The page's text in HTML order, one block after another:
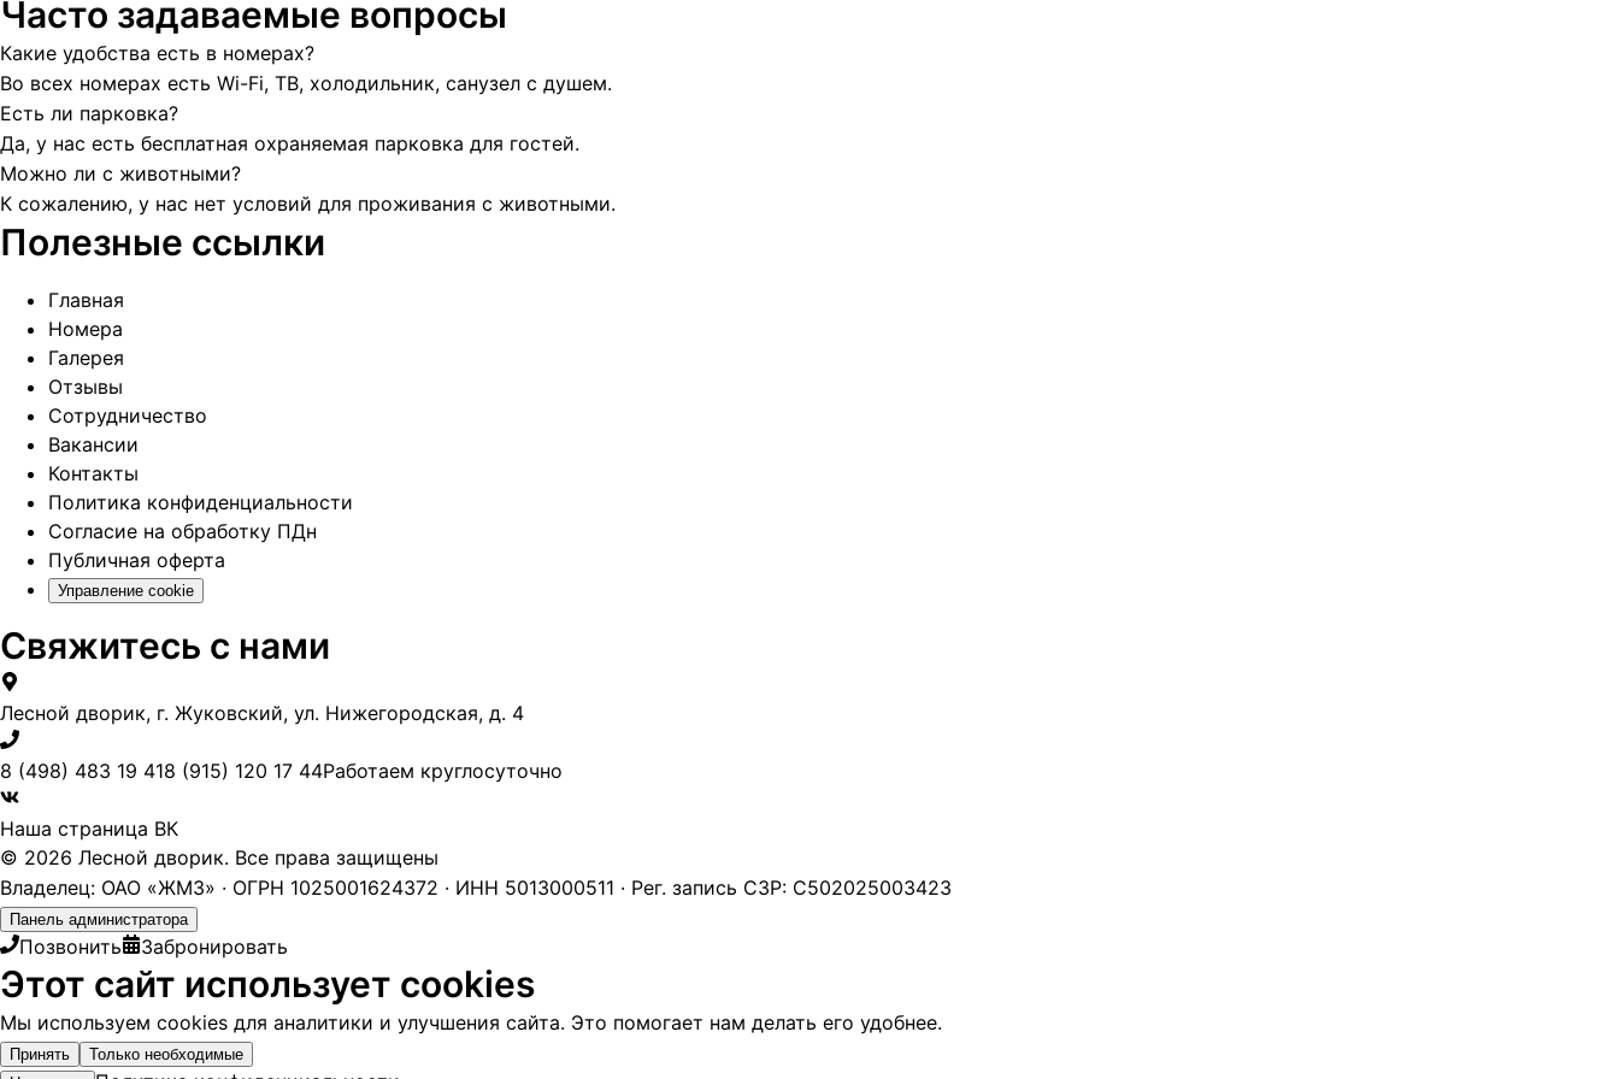
Часто задаваемые вопросы
Какие удобства есть в номерах?
Во всех номерах есть Wi-Fi, ТВ, холодильник, санузел с душем.
Есть ли парковка?
Да, у нас есть бесплатная охраняемая парковка для гостей.
Можно ли с животными?
К сожалению, у нас нет условий для проживания с животными.
Полезные ссылки
Главная
Номера
Галерея
Отзывы
Сотрудничество
Вакансии
Контакты
Политика конфиденциальности
Согласие на обработку ПДн
Публичная оферта
Управление cookie
Свяжитесь с нами
Лесной дворик, г. Жуковский, ул. Нижегородская, д. 4
8 (498) 483 19 418 (915) 120 17 44Работаем круглосуточно
Наша страница ВК
© 2026 Лесной дворик. Все права защищены
Владелец: ОАО «ЖМЗ» · ОГРН 1025001624372 · ИНН 5013000511 · Рег. запись СЗР: С502025003423
Панель администратора
Позвонить Забронировать
Этот сайт использует cookies
Мы используем cookies для аналитики и улучшения сайта. Это помогает нам делать его удобнее.
Принять
Только необходимые